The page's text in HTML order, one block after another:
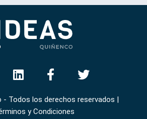
- Todos los derechos reservados |
y Condiciones